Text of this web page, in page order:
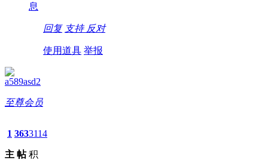
息
回复 支持 反对
使用道具 举报
a589asd2
至尊会员
1
主
363
帖
3114
积